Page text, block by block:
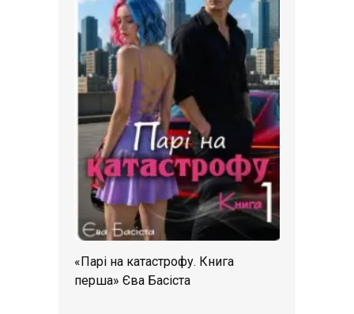
«Парі на катастрофу. Книга
перша» Єва Басіста